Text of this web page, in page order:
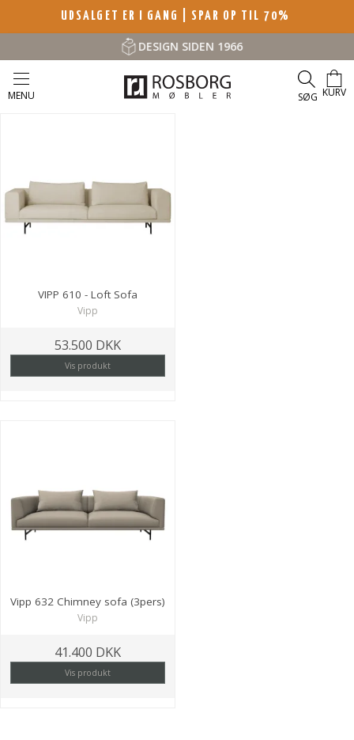
UDSALGET ER I GANG | SPAR OP TIL 70%
DESIGN SIDEN 1966
MENU SØG KURV
VIPP 610 - Loft Sofa
Vipp
53.500 DKK
Vis produkt
Vipp 632 Chimney sofa (3pers)
Vipp
41.400 DKK
Vis produkt